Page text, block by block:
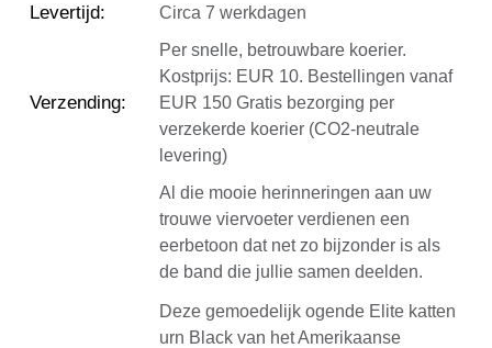
Levertijd: Circa 7 werkdagen
Verzending:
Per snelle, betrouwbare koerier.
Kostprijs: EUR 10. Bestellingen vanaf
EUR 150 Gratis bezorging per
verzekerde koerier (CO2-neutrale
levering)
Al die mooie herinneringen aan uw
trouwe viervoeter verdienen een
eerbetoon dat net zo bijzonder is als
de band die jullie samen deelden.
Deze gemoedelijk ogende Elite katten
urn Black van het Amerikaanse